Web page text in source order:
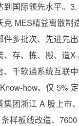
国际领先水平。
MES精益离散
多批次、先进先
存、拣、搬、造
千软通系统互联
how、仅 5%
团浙江 A 股上市
样板线改造、